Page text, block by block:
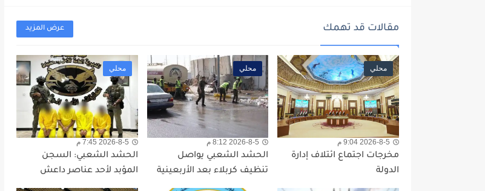
مقالات قد تهمك عرض المزيد
محلي
2026-8-5 9:04 م
مخرجات اجتماع ائتلاف إدارة
الدولة
محلي
2026-8-5 8:12 م
الحشد الشعبي يواصل
تنظيف كربلاء بعد الأربعينية
محلي
2026-8-5 7:45 م
الحشد الشعبي: السجن
المؤبد لأحد عناصر داعش